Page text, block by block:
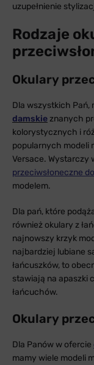
uzupełnienie
Rodzaje
Okulary
Dla wszystkich Pań,
damskieznanych
kolorystycznych i
popularnych modeli
Versace. Wystarczy
przeciwsłoneczne
modelem.
Dla pań, które
również okulary z
najnowszy krzyk
najbardziej lubiane
łańcuszków, to
stawiają na apaszki
łańcuchów.
Okulary
Dla Panów w ofercie
mamy wiele modeli